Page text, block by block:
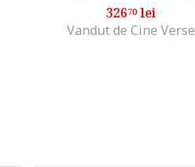
32670lei
Vandut de Cine Verse